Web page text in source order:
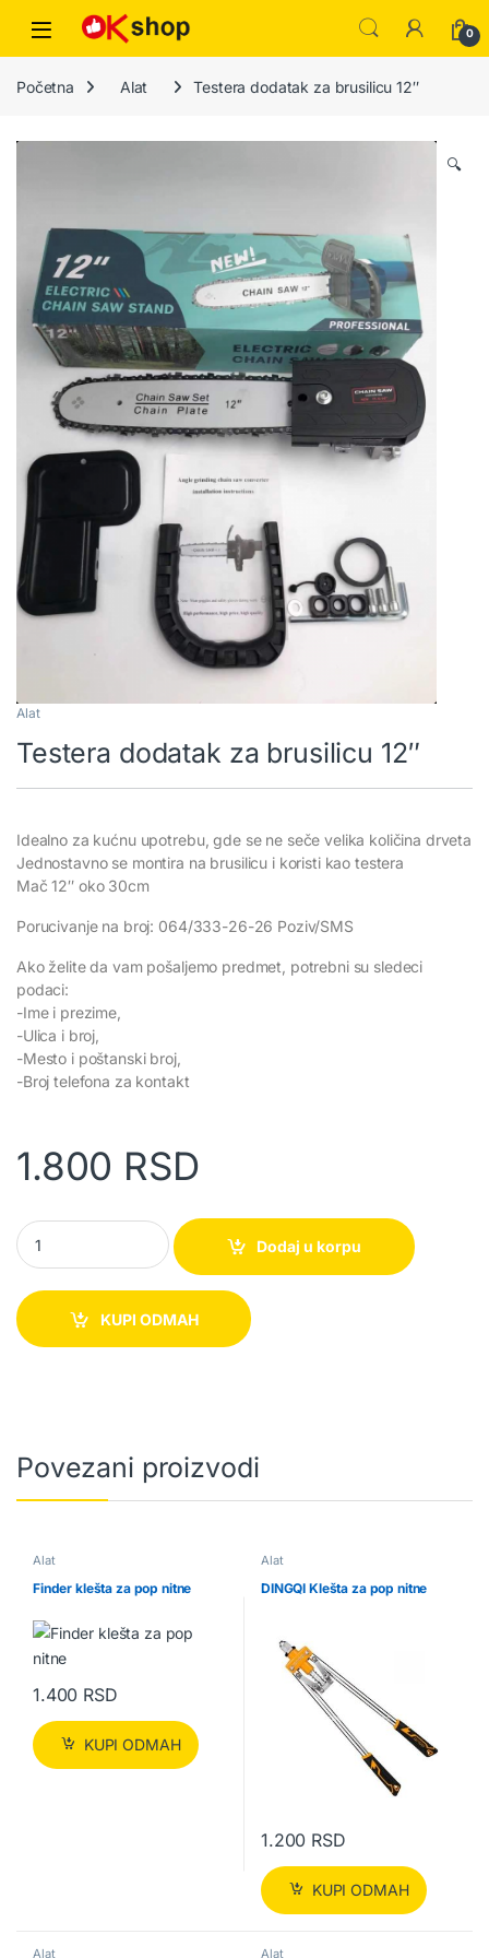
0
Početna Alat Testera dodatak za brusilicu 12″
🔍
Alat
Testera dodatak za brusilicu 12″
Idealno za kućnu upotrebu, gde se ne seče velika količina drveta
Jednostavno se montira na brusilicu i koristi kao testera
Mač 12″ oko 30cm
Porucivanje na broj: 064/333-26-26 Poziv/SMS
Ako želite da vam pošaljemo predmet, potrebni su sledeci
podaci:
-Ime i prezime,
-Ulica i broj,
-Mesto i poštanski broj,
-Broj telefona za kontakt
1.800 RSD
Testera dodatak za brusilicu 12″ quantity
Dodaj u korpu
KUPI ODMAH
Povezani proizvodi
Alat
Finder klešta za pop nitne
1.400 RSD
KUPI ODMAH
Alat
DINGQI Klešta za pop nitne
1.200 RSD
KUPI ODMAH
Alat Alat